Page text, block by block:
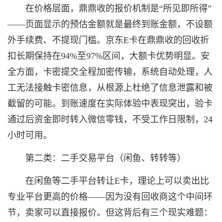
在价格层面，鼎鼎收的报价机制是“所见即所得”
——页面显示的预估金额就是最终到账金额，不设额
外手续费、不提现门槛。京东E卡在鼎鼎收的回收折
扣长期保持在94%至97%区间，大额卡优势明显。安
全方面，卡密提交全程加密传输，系统自动处理，人
工无法接触卡密信息，从根源上杜绝了信息泄露和被
截留的可能。到账速度在实际体验中表现突出，验卡
通过后资金即时转入微信零钱，不受工作日限制，24
小时可用。
第二类：二手交易平台（闲鱼、转转等）
在闲鱼等二手平台转让E卡，理论上可以卖出比
专业平台更高的价格——因为没有回收商这个中间环
节，卖家可以直接报价。但这背后有三个现实难题：